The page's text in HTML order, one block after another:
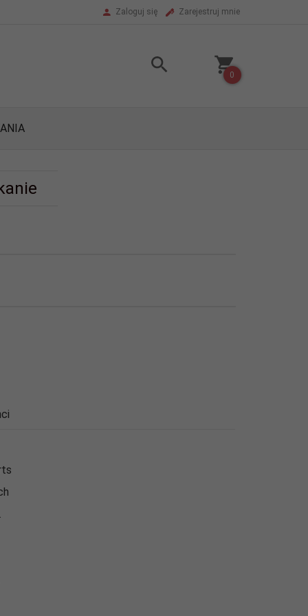
Zaloguj się Zarejestruj mnie
0